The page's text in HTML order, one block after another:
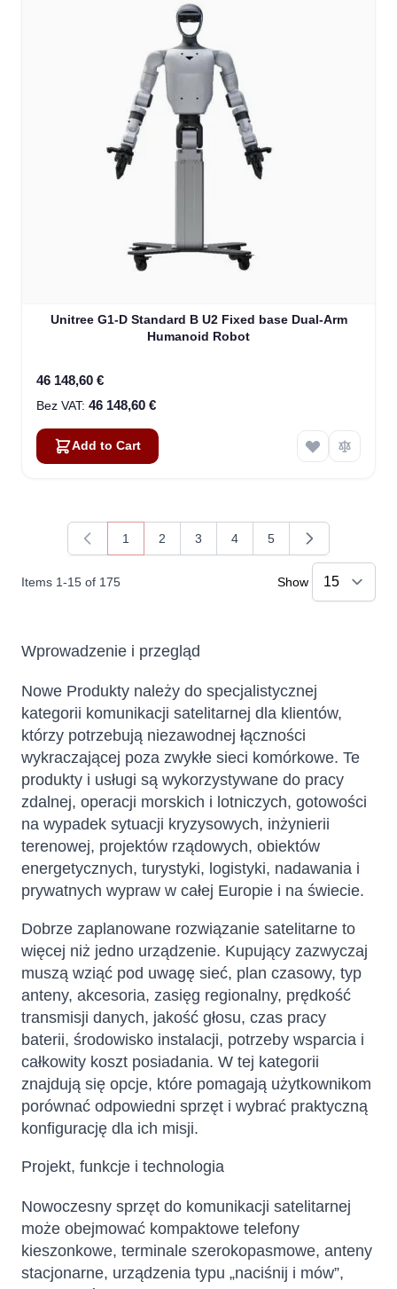
Unitree G1-D Standard B U2 Fixed base Dual-Arm
Humanoid Robot
46 148,60 €
46 148,60 €
Add to Cart
Items 1-15 of 175
You're currently reading page
1
Page
2
Page
3
Page
4
Page
5
Show
Wprowadzenie i przegląd
Nowe Produkty należy do specjalistycznej
kategorii komunikacji satelitarnej dla klientów,
którzy potrzebują niezawodnej łączności
wykraczającej poza zwykłe sieci komórkowe. Te
produkty i usługi są wykorzystywane do pracy
zdalnej, operacji morskich i lotniczych, gotowości
na wypadek sytuacji kryzysowych, inżynierii
terenowej, projektów rządowych, obiektów
energetycznych, turystyki, logistyki, nadawania i
prywatnych wypraw w całej Europie i na świecie.
Dobrze zaplanowane rozwiązanie satelitarne to
więcej niż jedno urządzenie. Kupujący zazwyczaj
muszą wziąć pod uwagę sieć, plan czasowy, typ
anteny, akcesoria, zasięg regionalny, prędkość
transmisji danych, jakość głosu, czas pracy
baterii, środowisko instalacji, potrzeby wsparcia i
całkowity koszt posiadania. W tej kategorii
znajdują się opcje, które pomagają użytkownikom
porównać odpowiedni sprzęt i wybrać praktyczną
konfigurację dla ich misji.
Projekt, funkcje i technologia
Nowoczesny sprzęt do komunikacji satelitarnej
może obejmować kompaktowe telefony
kieszonkowe, terminale szerokopasmowe, anteny
stacjonarne, urządzenia typu „naciśnij i mów”,